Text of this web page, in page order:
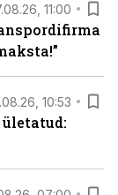
11:00
10:53